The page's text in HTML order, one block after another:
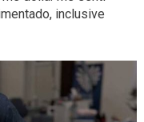
inclusive